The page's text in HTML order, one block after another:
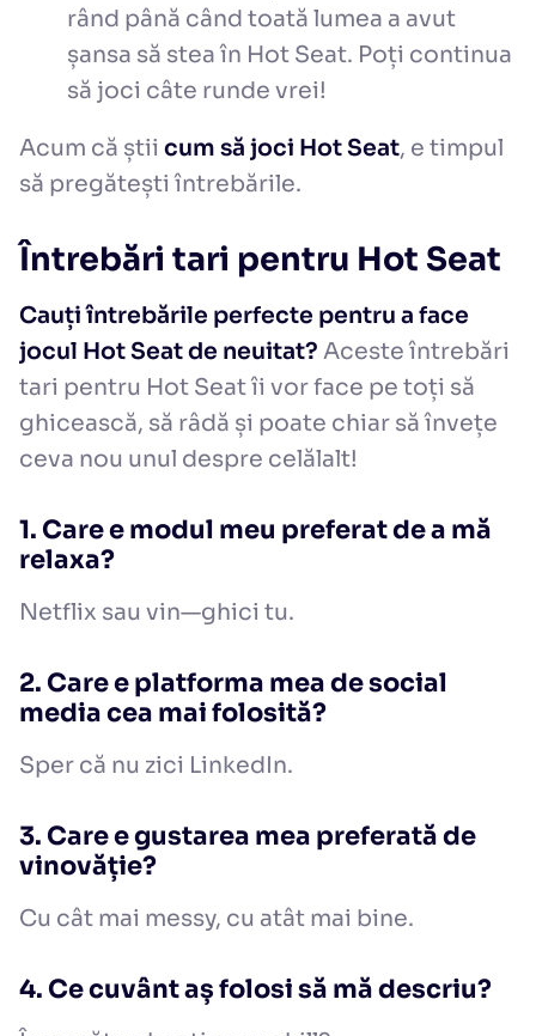
rând până când toată lumea a avut
șansa să stea în Hot Seat. Poți continua
să joci câte runde vrei!
Acum că știi cum să joci Hot Seat, e timpul
să pregătești întrebările.
Întrebări tari pentru Hot Seat
Cauți întrebările perfecte pentru a face
jocul Hot Seat de neuitat? Aceste întrebări
tari pentru Hot Seat îi vor face pe toți să
ghicească, să râdă și poate chiar să învețe
ceva nou unul despre celălalt!
1. Care e modul meu preferat de a mă
relaxa?
Netflix sau vin—ghici tu.
2. Care e platforma mea de social
media cea mai folosită?
Sper că nu zici LinkedIn.
3. Care e gustarea mea preferată de
vinovăție?
Cu cât mai messy, cu atât mai bine.
4. Ce cuvânt aș folosi să mă descriu?